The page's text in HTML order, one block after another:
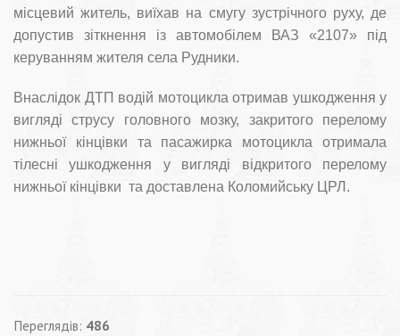
місцевий житель, виїхав на смугу зустрічного руху, де
допустив зіткнення із автомобілем ВАЗ «2107» під
керуванням жителя села Рудники.
Внаслідок ДТП водій мотоцикла отримав ушкодження у
вигляді струсу головного мозку, закритого перелому
нижньої кінцівки та пасажирка мотоцикла отримала
тілесні ушкодження у вигляді відкритого перелому
нижньої кінцівки та доставлена Коломийську ЦРЛ.
Переглядів: 486